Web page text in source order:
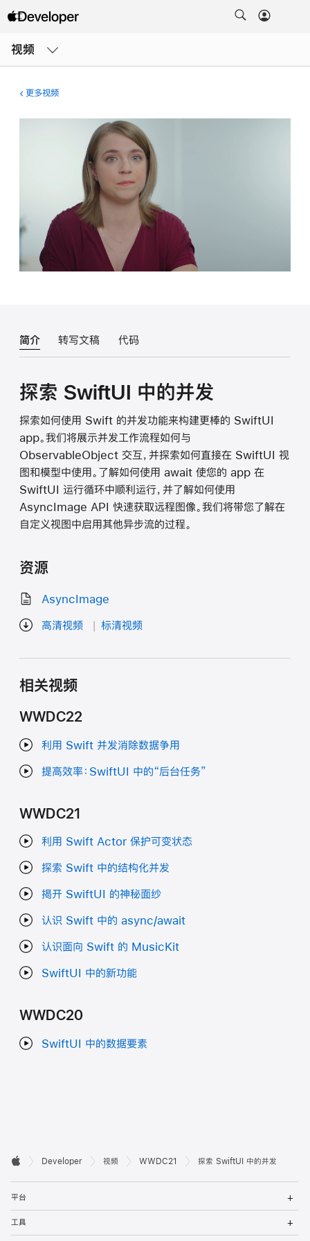
视频
单
更多视频
简介 转写文稿 代码
探索 SwiftUI 中的并发
探索如何使用 Swift 的并发功能来构建更棒的 SwiftUI
app。我们将展示并发工作流程如何与
ObservableObject 交互，并探索如何直接在 SwiftUI 视
图和模型中使用。了解如何使用 await 使您的 app 在
SwiftUI 运行循环中顺利运行，并了解如何使用
AsyncImage API 快速获取远程图像。我们将带您了解在
自定义视图中启用其他异步流的过程。
资源
AsyncImage
高清视频 标清视频
相关视频
WWDC22
利用 Swift 并发消除数据争用
提高效率：SwiftUI 中的“后台任务”
WWDC21
利用 Swift Actor 保护可变状态
探索 Swift 中的结构化并发
揭开 SwiftUI 的神秘面纱
认识 Swift 中的 async/await
认识面向 Swift 的 MusicKit
SwiftUI 中的新功能
WWDC20
SwiftUI 中的数据要素
开
发
者
页

Developer 视频 WWDC21 探索 SwiftUI 中的并发
平台
菜
工具
菜